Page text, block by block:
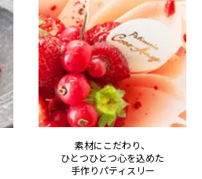
素材にこだわり、
ひとつひとつ心を込めた
手作りパティスリー